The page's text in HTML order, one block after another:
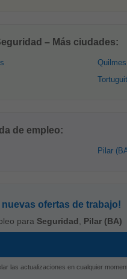
– Más ciudades:
Quilmes
de empleo:
Pilar
nuevas ofertas de trabajo!
para Seguridad Pilar (BA)
las actualizaciones en cualquier